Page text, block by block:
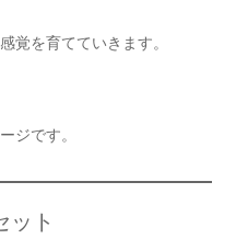
覚を育てていきます。
ジです。
ット